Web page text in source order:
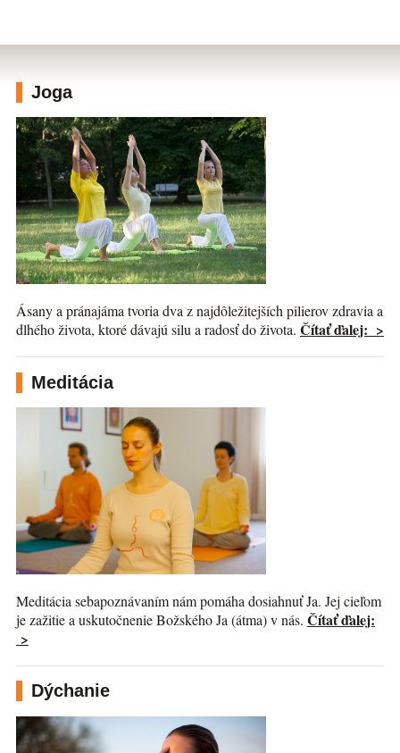
Joga
Ásany a pránajáma tvoria dva z najdôležitejších pilierov zdravia a
dlhého života, ktoré dávajú silu a radosť do života. Čítať ďalej: >
Meditácia
Meditácia sebapoznávaním nám pomáha dosiahnuť Ja. Jej cieľom
je zažitie a uskutočnenie Božského Ja (átma) v nás. Čítať ďalej:
>
Dýchanie